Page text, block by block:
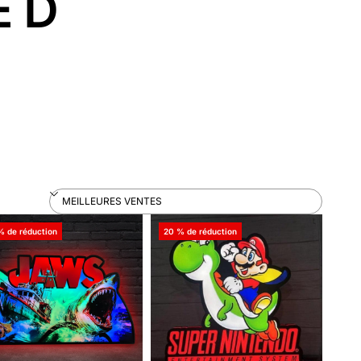
de réduction 20 % de réduction